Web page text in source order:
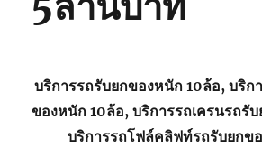
บริการรถรับยกของหนัก 10ล้อ, บริก
ของหนัก 10ล้อ, บริการรถเครนรถรั
บริการรถโฟล์คลิฟท์รถรับยกข